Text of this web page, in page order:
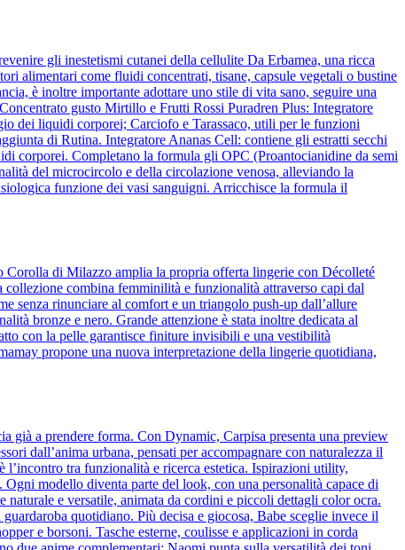
gli inestetismi cutanei della cellulite Da Erbamea, una ricca
alimentari come fluidi concentrati, tisane, capsule vegetali o bustine
è inoltre importante adottare uno stile di vita sano, seguire una
gusto Mirtillo e Frutti Rossi Puradren Plus: Integratore
dei liquidi corporei; Carciofo e Tarassaco, utili per le funzioni
di Rutina. Integratore Ananas Cell: contiene gli estratti secchi
corporei. Completano la formula gli OPC (Proantocianidine da semi
del microcircolo e della circolazione venosa, alleviando la
funzione dei vasi sanguigni. Arricchisce la formula il
Corolla di Milazzo amplia la propria offerta lingerie con Décolleté
combina femminilità e funzionalità attraverso capi dal
senza rinunciare al comfort e un triangolo push-up dall’allure
bronze e nero. Grande attenzione è stata inoltre dedicata al
con la pelle garantisce finiture invisibili e una vestibilità
propone una nuova interpretazione della lingerie quotidiana,
già a prendere forma. Con Dynamic, Carpisa presenta una preview
dall’anima urbana, pensati per accompagnare con naturalezza il
tra funzionalità e ricerca estetica. Ispirazioni utility,
modello diventa parte del look, con una personalità capace di
e versatile, animata da cordini e piccoli dettagli color ocra.
quotidiano. Più decisa e giocosa, Babe sceglie invece il
e borsoni. Tasche esterne, coulisse e applicazioni in corda